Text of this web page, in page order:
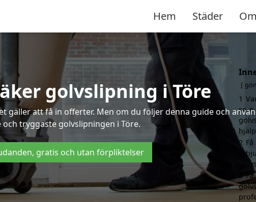
Hem Städer
golvslipning i Töre
gäller att få in offerter. Men om du följer denna guide och
och tryggaste golvslipningen i Töre.
gratis och utan förpliktelser
1
som
2
3